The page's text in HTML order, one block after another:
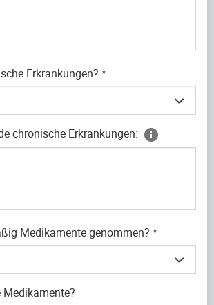
Erkrankungen? *
chronische Erkrankungen:
Medikamente genommen? *
Medikamente?